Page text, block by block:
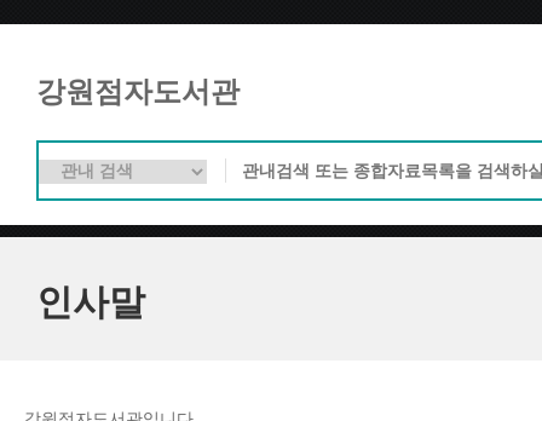
강원점자도서관
인사말